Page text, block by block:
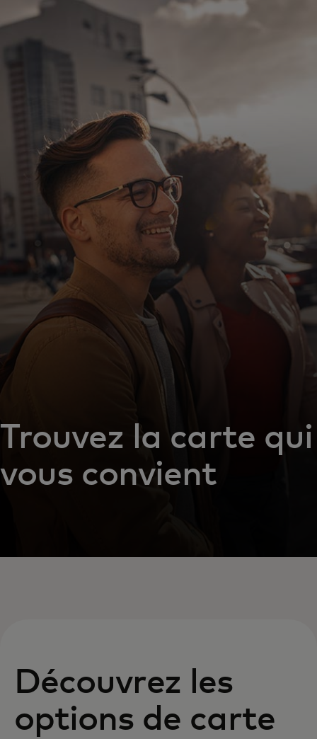
Pour vous
Pour l’entreprise
Pour le monde
Pour les innovateurs
Actualités et tendances
Trouvez la carte qui
vous convient
Découvrez les
options de carte